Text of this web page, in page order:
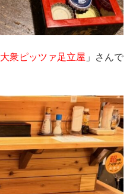
大衆ピッツァ足立屋 」さんで